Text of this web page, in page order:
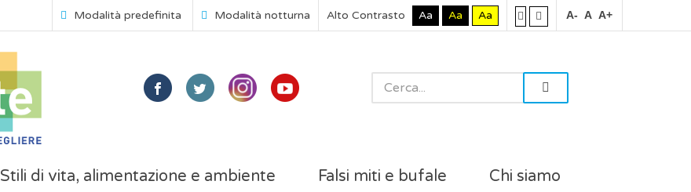
Modalità predefinita Modalità notturna Alto Contrasto Aa Aa Aa A- A A+
Stili di vita, alimentazione e ambiente Falsi miti e bufale Chi siamo